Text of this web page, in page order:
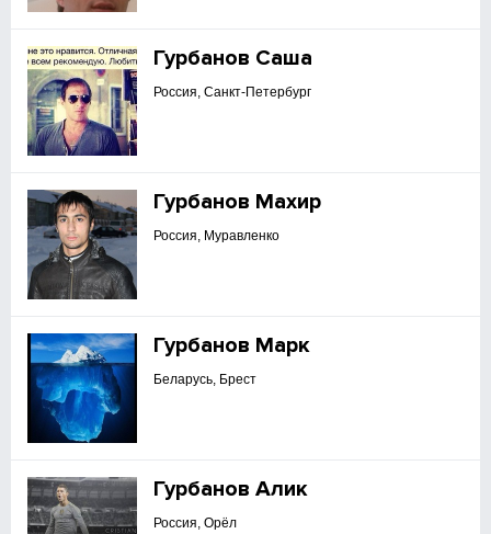
Гурбанов Саша
Россия, Санкт-Петербург
Гурбанов Махир
Россия, Муравленко
Гурбанов Марк
Беларусь, Брест
Гурбанов Алик
Россия, Орёл